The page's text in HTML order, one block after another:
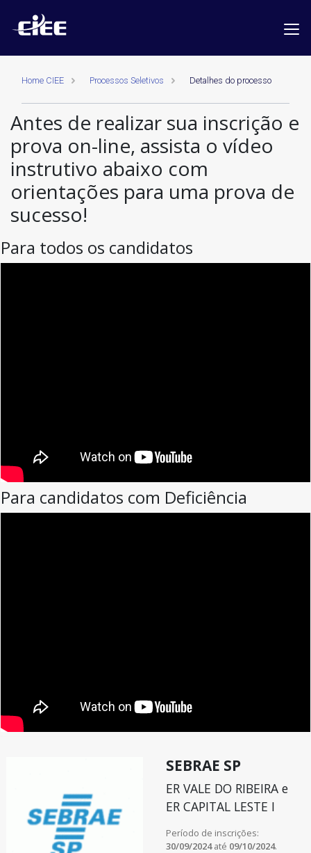
Home CIEE Processos Seletivos Detalhes do processo
Antes de realizar sua inscrição e
prova on-line, assista o vídeo
instrutivo abaixo com
orientações para uma prova de
sucesso!
Para todos os candidatos
Para candidatos com Deficiência
SEBRAE SP
ER VALE DO RIBEIRA e
ER CAPITAL LESTE I
Período de inscrições:
30/09/2024até 09/10/2024.